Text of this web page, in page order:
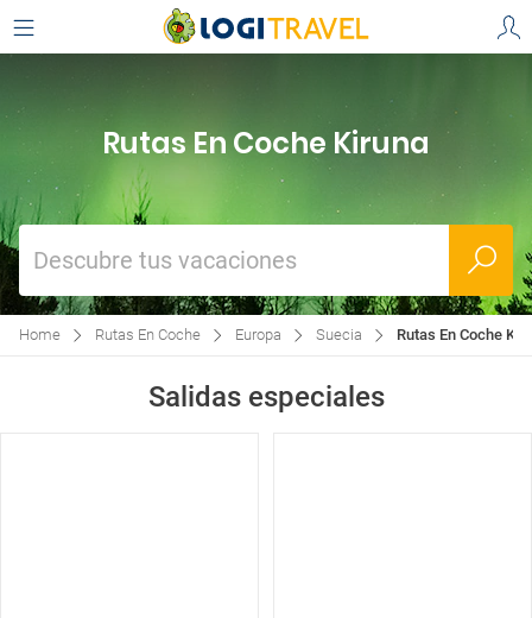
Rutas En Coche Kiruna
Descubre tus vacaciones
Home Rutas En Coche Europa Suecia Rutas En Coche
Salidas especiales